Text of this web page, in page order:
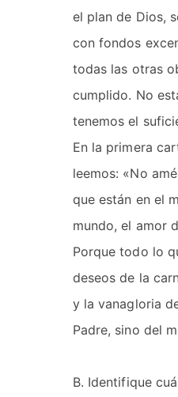
el plan de Dios,
con fondos
todas las otras
cumplido. No
tenemos el
En la primera
leemos: «No
que están en el
mundo, el amor
Porque todo lo
deseos de la
y la vanagloria
Padre, sino del
B. Identifique